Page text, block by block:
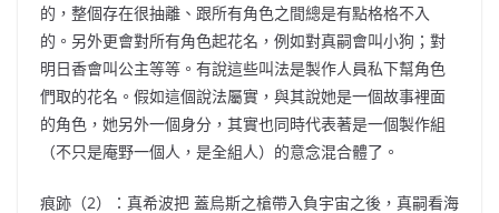
的，整個存在很抽離、跟所有角色之間總是有點格格不入
的。另外更會對所有角色起花名，例如對真嗣會叫小狗；對
明日香會叫公主等等。有說這些叫法是製作人員私下幫角色
們取的花名。假如這個說法屬實，與其說她是一個故事裡面
的角色，她另外一個身分，其實也同時代表著是一個製作組
（不只是庵野一個人，是全組人） 的意念混合體了。
痕跡 （2） ：真希波把 蓋烏斯之槍帶入負宇宙之後，真嗣看海